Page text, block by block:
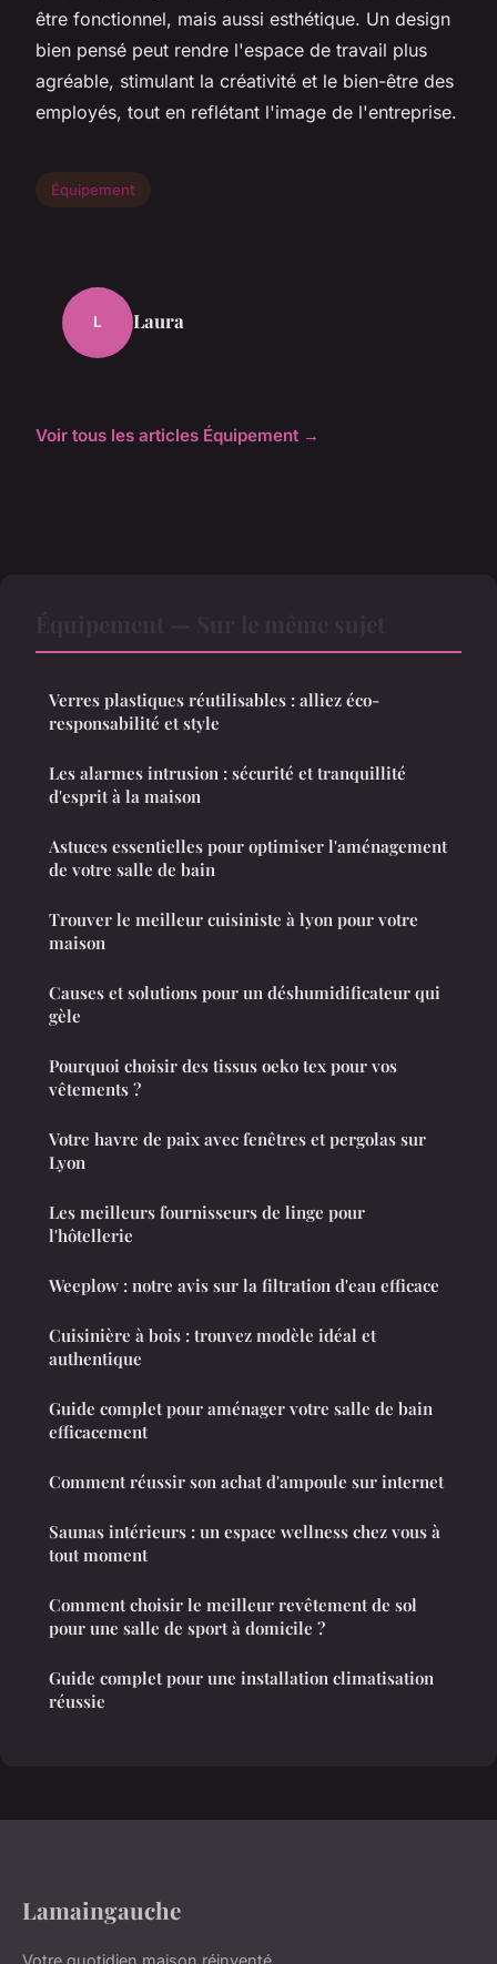
être fonctionnel, mais aussi esthétique. Un design
bien pensé peut rendre l'espace de travail plus
agréable, stimulant la créativité et le bien-être des
employés, tout en reflétant l'image de l'entreprise.
Équipement
L Laura
Voir tous les articles Équipement →
Verres plastiques réutilisables : alliez éco-
responsabilité et style
Les alarmes intrusion : sécurité et tranquillité
d'esprit à la maison
Astuces essentielles pour optimiser l'aménagement
de votre salle de bain
Trouver le meilleur cuisiniste à lyon pour votre
maison
Causes et solutions pour un déshumidificateur qui
gèle
Pourquoi choisir des tissus oeko tex pour vos
vêtements ?
Votre havre de paix avec fenêtres et pergolas sur
Lyon
Les meilleurs fournisseurs de linge pour
l'hôtellerie
Weeplow : notre avis sur la filtration d'eau efficace
Cuisinière à bois : trouvez modèle idéal et
authentique
Guide complet pour aménager votre salle de bain
efficacement
Comment réussir son achat d'ampoule sur internet
Saunas intérieurs : un espace wellness chez vous à
tout moment
Comment choisir le meilleur revêtement de sol
pour une salle de sport à domicile ?
Guide complet pour une installation climatisation
réussie
Lamaingauche
Votre quotidien maison réinventé